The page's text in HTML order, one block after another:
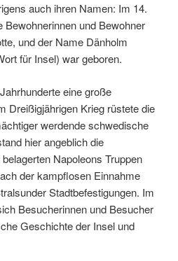
auch ihren Namen: Im 14.
Bewohnerinnen und Bewohner
und der Name Dänholm
für Insel) war geboren.
eine große
Dreißigjährigen Krieg rüstete die
werdende schwedische
hier angeblich die
Napoleons Truppen
der kampflosen Einnahme
Stadtbefestigungen. Im
Besucherinnen und Besucher
Geschichte der Insel und